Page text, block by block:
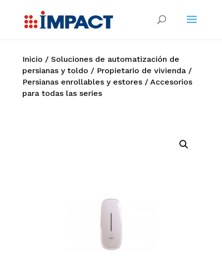
Inicio / Soluciones de automatización de
persianas y toldo / Propietario de vivienda/
Persianas enrollables y estores/ Accesorios
para todas las series